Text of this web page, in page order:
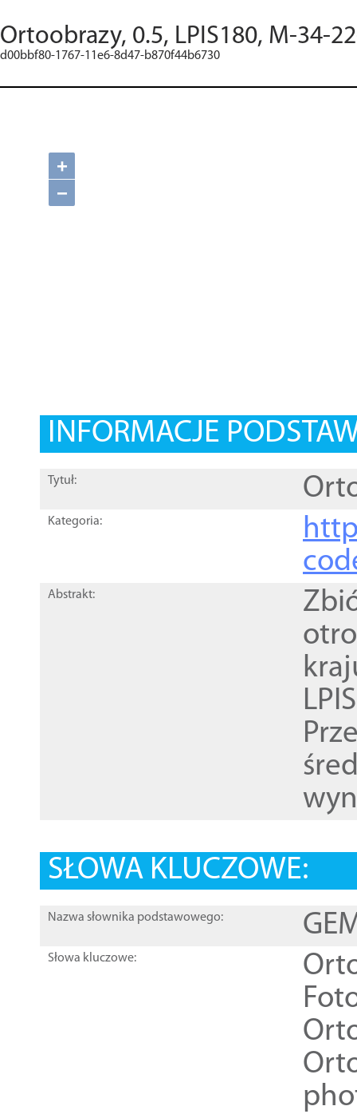
Ortoobrazy, 0.5, LPIS180, M-34-
d00bbf80-1767-11e6-8d47-b870f44b6730
+
−
INFORMACJE
Tytuł:
Kategoria:
Abstrakt:
SŁOWA KLUCZOWE:
Nazwa słownika podstawowego:
Słowa kluczowe: